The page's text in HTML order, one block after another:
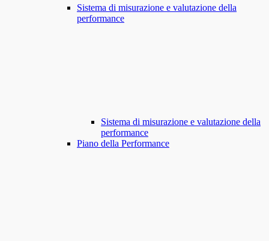
Sistema di misurazione e valutazione della
performance
Sistema di misurazione e valutazione della
performance
Piano della Performance